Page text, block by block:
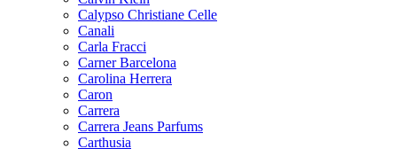
Calypso Christiane Celle
Canali
Carla Fracci
Carner Barcelona
Carolina Herrera
Caron
Carrera
Carrera Jeans Parfums
Carthusia